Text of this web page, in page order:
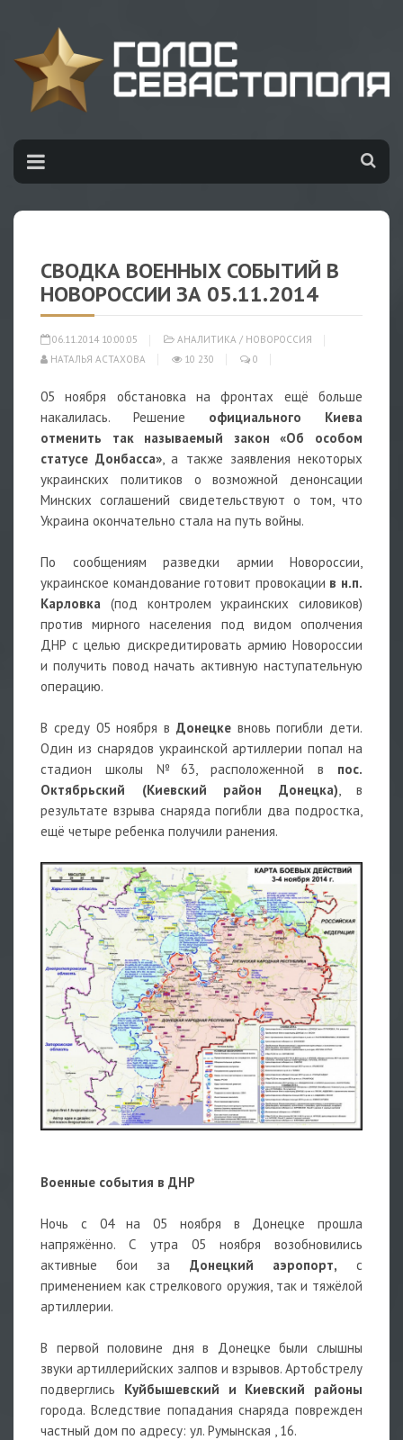
СВОДКА ВОЕННЫХ СОБЫТИЙ В
НОВОРОССИИ ЗА 05.11.2014
06.11.2014 10:00:05 АНАЛИТИКА / НОВОРОССИЯ
НАТАЛЬЯ АСТАХОВА
10 230 0
05 ноября обстановка на фронтах ещё больше
накалилась. Решение официального Киева
отменить так называемый закон «Об особом
статусе Донбасса», а также заявления некоторых
украинских политиков о возможной денонсации
Минских соглашений свидетельствуют о том, что
Украина окончательно стала на путь войны.
По сообщениям разведки армии Новороссии,
украинское командование готовит провокации в н.п.
Карловка (под контролем украинских силовиков)
против мирного населения под видом ополчения
ДНР с целью дискредитировать армию Новороссии
и получить повод начать активную наступательную
операцию.
В среду 05 ноября в Донецкевновь погибли дети.
Один из снарядов украинской артиллерии попал на
стадион школы №63, расположенной в пос.
Октябрьский (Киевский район Донецка), в
результате взрыва снаряда погибли два подростка,
ещё четыре ребенка получили ранения.
Военные события в ДНР
Ночь с 04 на 05 ноября в Донецке прошла
напряжённо. С утра 05 ноября возобновились
активные бои за Донецкий аэропорт, с
применением как стрелкового оружия, так и тяжёлой
артиллерии.
В первой половине дня в Донецке были слышны
звуки артиллерийских залпов и взрывов. Артобстрелу
подверглись Куйбышевский и Киевский районы
города. Вследствие попадания снаряда поврежден
частный дом по адресу: ул. Румынская , 16.